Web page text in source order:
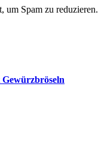
um Spam zu reduzieren.